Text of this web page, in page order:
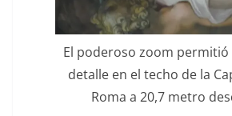
El poderoso zoom
detalle en el techo de la
Roma a 20,7 metro